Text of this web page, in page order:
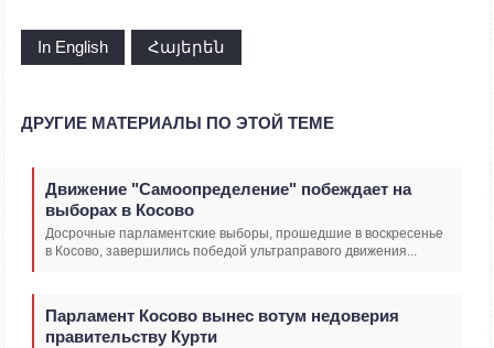
In English Հայերեն
ДРУГИЕ МАТЕРИАЛЫ ПО ЭТОЙ ТЕМЕ
Движение "Самоопределение" побеждает на
выборах в Косово
Досрочные парламентские выборы, прошедшие в воскресенье
в Косово, завершились победой ультраправого движения...
Парламент Косово вынес вотум недоверия
правительству Курти